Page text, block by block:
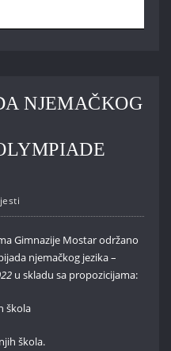
NJEMAČKOG
Gimnazije Mostar održano
njemačkog jezika –
u skladu sa propozicijama:
škola
škola.